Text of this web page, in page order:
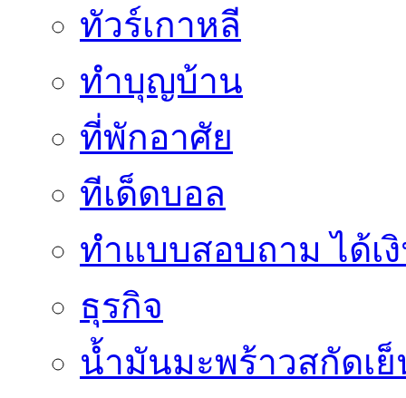
ทัวร์เกาหลี
ทำบุญบ้าน
ที่พักอาศัย
ทีเด็ดบอล
ทําแบบสอบถาม ได้เ
ธุรกิจ
น้ำมันมะพร้าวสกัดเ